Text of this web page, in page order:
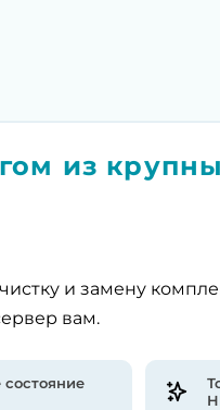
из
и замену
вам.